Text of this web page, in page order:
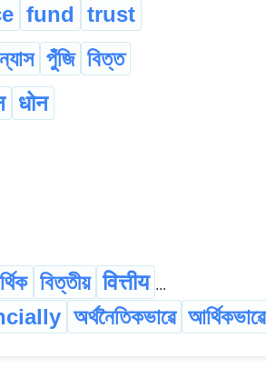
fund trust
ন্যাস পুঁজি বিত্ত
धोन
বিত্তীয় वित्तीय ...
অৰ্থনৈতিকভাৱে আৰ্থিকভাৱে